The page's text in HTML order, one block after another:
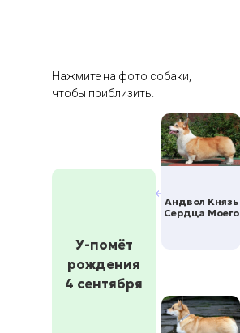
Андвол Князь
Сердца Моего
У-помёт
рождения
4 сентября
Нажмите на фото собаки,
чтобы приблизить.